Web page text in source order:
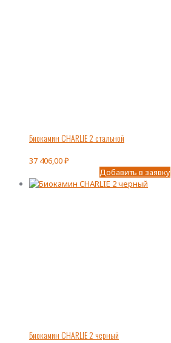
Биокамин CHARLIE 2 стальной
37 406,00₽
Добавить в заявку
Биокамин CHARLIE 2 черный